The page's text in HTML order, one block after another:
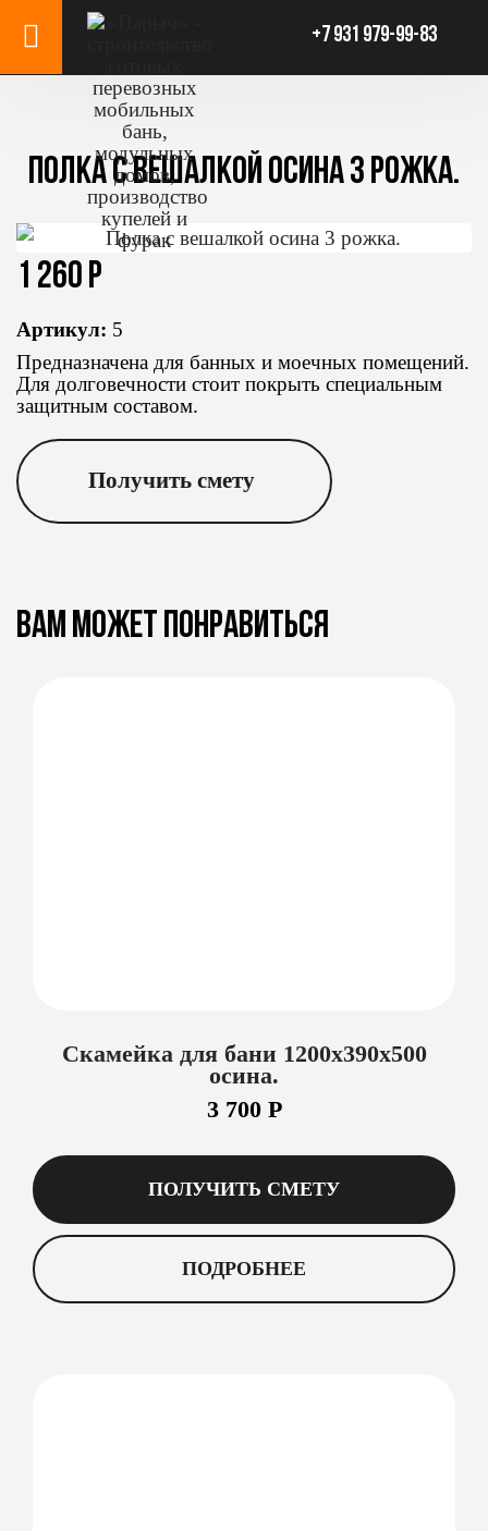
+7 931 979-99-83
ПОЛКА С ВЕШАЛКОЙ ОСИНА 3 РОЖКА.
1 260 Р
Артикул: 5
Предназначена для банных и моечных помещений.
Для долговечности стоит покрыть специальным
защитным составом.
Получить смету
ВАМ МОЖЕТ ПОНРАВИТЬСЯ
Cкамейка для бани 1200х390х500
осина.
3 700 Р
ПОЛУЧИТЬ СМЕТУ
ПОДРОБНЕЕ